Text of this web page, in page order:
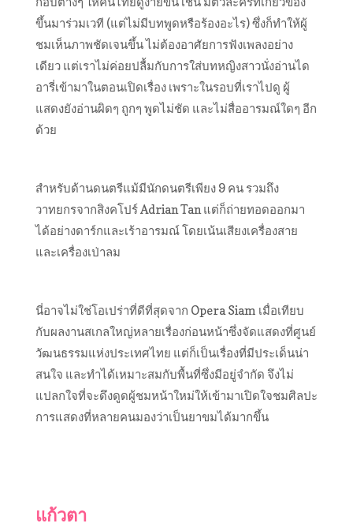
ขึ้นมาร่วมเวที (แต่ไม่มีบทพูดหรือร้องอะไร) ซึ่งก็ทำให้ผู้
ชมเห็นภาพชัดเจนขึ้น ไม่ต้องอาศัยการฟังเพลงอย่าง
เดียว แต่เราไม่ค่อยปลื้มกับการใส่บทหญิงสาวนั่งอ่านได
อารี่เข้ามาในตอนเปิดเรื่อง เพราะในรอบที่เราไปดู ผู้
แสดงยังอ่านผิดๆ ถูกๆ พูดไม่ชัด และไม่สื่ออารมณ์ใดๆ อีก
ด้วย
สำหรับด้านดนตรีแม้มีนักดนตรีเพียง 9 คน รวมถึง
วาทยกรจากสิงคโปร์ Adrian Tan แต่ก็ถ่ายทอดออกมา
ได้อย่างดาร์กและเร้าอารมณ์ โดยเน้นเสียงเครื่องสาย
และเครื่องเป่าลม
นี่อาจไม่ใช่โอเปร่าที่ดีที่สุดจาก Opera Siam เมื่อเทียบ
กับผลงานสเกลใหญ่หลายเรื่องก่อนหน้าซึ่งจัดแสดงที่ศูนย์
วัฒนธรรมแห่งประเทศไทย แต่ก็เป็นเรื่องที่มีประเด็นน่า
สนใจ และทำได้เหมาะสมกับพื้นที่ซึ่งมีอยู่จำกัด จึงไม่
แปลกใจที่จะดึงดูดผู้ชมหน้าใหม่ให้เข้ามาเปิดใจชมศิลปะ
การแสดงที่หลายคนมองว่าเป็นยาขมได้มากขึ้น
แก้วตา